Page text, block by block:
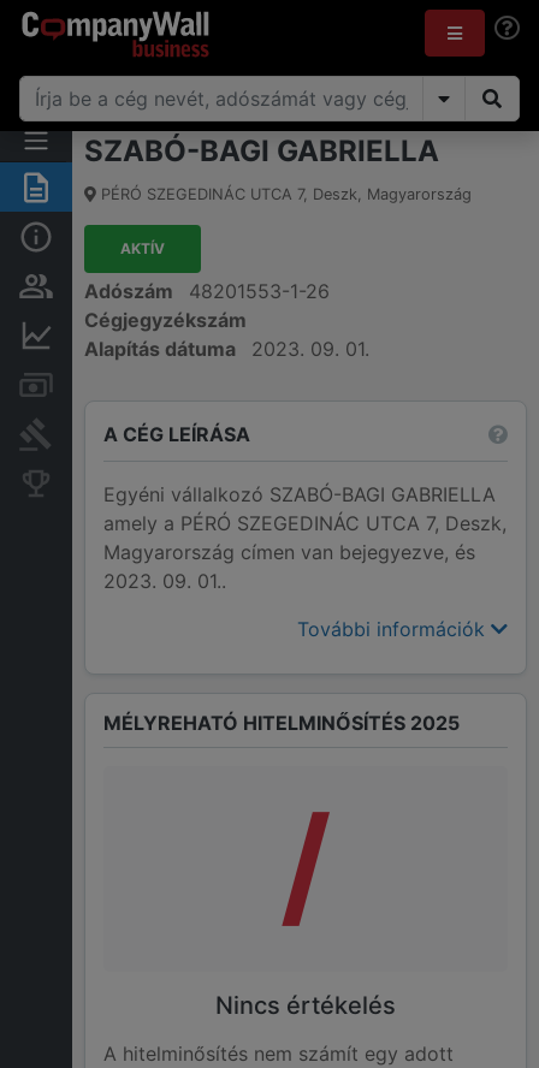
Összegzés
Alap információk
Személyek és tulajdonjog
Pénzügyi információk
Bírósági eljárások
Konkurens cégek
SZABÓ-BAGI GABRIELLA
PÉRÓ SZEGEDINÁC UTCA 7, Deszk, Magyarország
AKTÍV
Adószám
48201553-1-26
Cégjegyzékszám
Alapítás dátuma
2023. 09. 01.
A CÉG LEÍRÁSA
Egyéni vállalkozó SZABÓ-BAGI GABRIELLA
amely a PÉRÓ SZEGEDINÁC UTCA 7, Deszk,
Magyarország címen van bejegyezve, és
2023. 09. 01..
További információk
MÉLYREHATÓ HITELMINŐSÍTÉS 2025
/
Nincs értékelés
A hitelminősítés nem számít egy adott